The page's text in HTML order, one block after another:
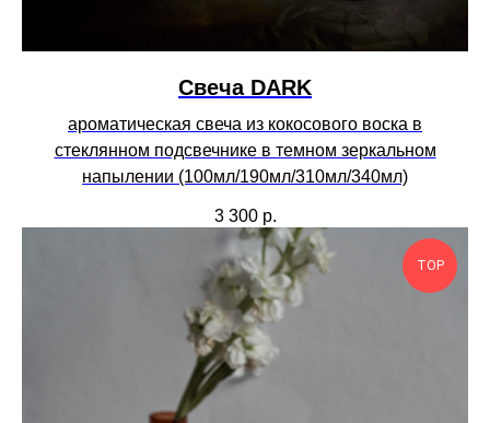
Свеча DARK
ароматическая свеча из кокосового воска в
стеклянном подсвечнике в темном зеркальном
напылении (100мл/190мл/310мл/340мл)
3 300 р.
TOP